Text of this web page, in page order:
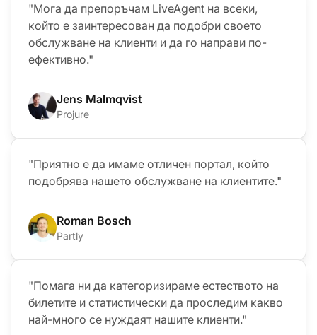
"Мога да препоръчам LiveAgent на всеки,
който е заинтересован да подобри своето
обслужване на клиенти и да го направи по-
ефективно."
Jens Malmqvist
Projure
"Приятно е да имаме отличен портал, който
подобрява нашето обслужване на клиентите."
Roman Bosch
Partly
"Помага ни да категоризираме естеството на
билетите и статистически да проследим какво
най-много се нуждаят нашите клиенти."